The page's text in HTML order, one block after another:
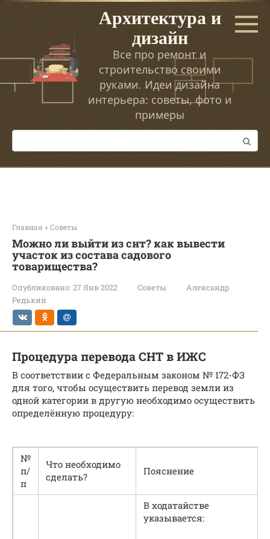
Перейти
Архитектура и
дизайн
Все про ремонт и
строительство своими
руками. Идеи дизайна
интерьера: советы, фото и
примеры
Поиск:
Главная » Советы
Можно ли выйти из снт? как вывести
участок из состава садового
товарищества?
Опубликовано: 27 Янв 2022 Советы
Александр
Редькин
Процедура перевода СНТ в ИЖС
В соответствии с Федеральным законом № 172-ФЗ
для того, чтобы осуществить перевод земли из
одной категории в другую необходимо осуществить
определённую процедуру:
№
п/
п
Что необходимо
сделать?
Пояснение
В ходатайстве
указывается: